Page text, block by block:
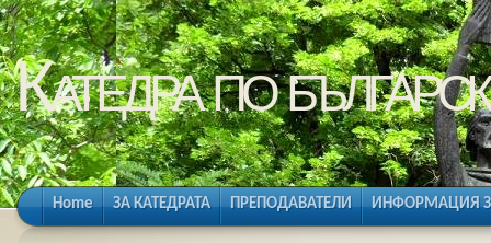
Катедра по
Home ЗА КАТЕДРАТА ПРЕПОДАВАТЕЛИ ИНФОРМАЦИЯ